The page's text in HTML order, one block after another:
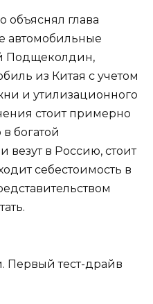
объяснял глава
автомобильные
Подщеколдин,
из Китая с учетом
и утилизационного
стоит примерно
богатой
везут в Россию, стоит
себестоимость в